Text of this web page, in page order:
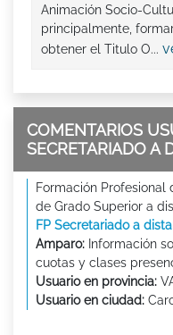
Animación Socio-
principalmente,
obtener el Titulo O...
COMENTARIOS
SECRETARIADO A
Formación Profesional
de Grado Superior a
FP Secretariado a
Amparo: Información
cuotas y clases
Usuario en provincia:
Usuario en ciudad: